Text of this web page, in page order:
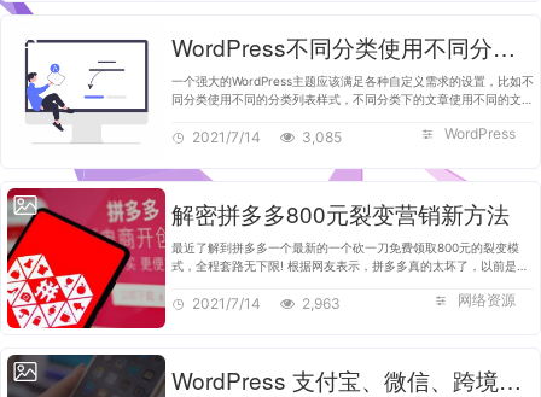
WordPress不同分类使用不同分类列表样式和文章样式
一个强大的WordPress主题应该满足各种自定义需求的设置，比如不
同分类使用不同的分类列表样式，不同分类下的文章使用不同的文章
类列表样式和文章样式…
WordPress
2021/7/14 3,085
解密拼多多800元裂变营销新方法
最近了解到拼多多一个最新的一个砍一刀免费领取800元的裂变模
式，全程套路无下限! 根据网友表示，拼多多真的太坏了，以前是邀
路，这一次绝对触碰到道…
网络资源
2021/7/14 2,963
WordPress 支付宝、微信、跨境支付等支付插件